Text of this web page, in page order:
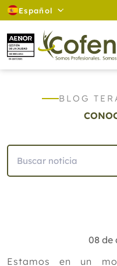
Español
BLOG
2025
2024
08 de
Estamos en un